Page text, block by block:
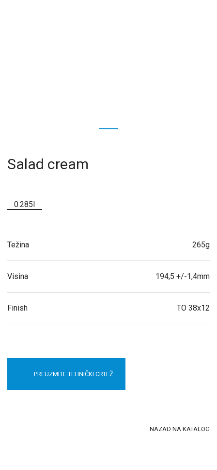
Salad cream
0.285l
Težina 265g
Visina 194,5 +/-1,4mm
Finish TO 38x12
PREUZMITE TEHNIČKI CRTEŽ
NAZAD NA KATALOG